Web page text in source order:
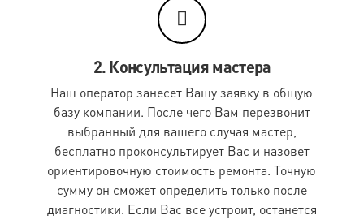
Мотокомбинезон (кожа)
Комбинезон с защитой (текстиль, кордура)
1900 руб.
Брюки с защитой (текстиль, кордура)
1000 руб.
Куртка с защитой (текстиль, кордура)
1180 руб.
Черепаха
960 руб.
Перчатки с защитой (текстиль) (пара)
380 руб.
2. Консультация мастера
Наш оператор занесет Вашу заявку в общую
базу компании. После чего Вам перезвонит
выбранный для вашего случая мастер,
бесплатно проконсультирует Вас и назовет
ориентировочную стоимость ремонта. Точную
сумму он сможет определить только после
диагностики. Если Вас все устроит, останется